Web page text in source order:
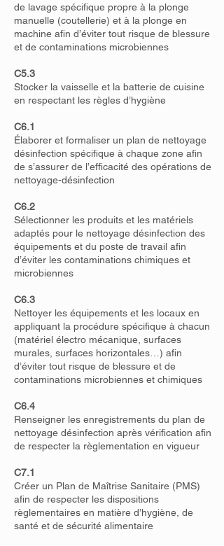
de lavage spécifique propre à la plonge
manuelle (coutellerie) et à la plonge en
machine afin d’éviter tout risque de blessure
et de contaminations microbiennes
C5.3
Stocker la vaisselle et la batterie de cuisine
en respectant les règles d’hygiène
C6.1
Élaborer et formaliser un plan de nettoyage
désinfection spécifique à chaque zone afin
de s’assurer de l’efficacité des opérations de
nettoyage-désinfection
C6.2
Sélectionner les produits et les matériels
adaptés pour le nettoyage désinfection des
équipements et du poste de travail afin
d’éviter les contaminations chimiques et
microbiennes
C6.3
Nettoyer les équipements et les locaux en
appliquant la procédure spécifique à chacun
(matériel électro mécanique, surfaces
murales, surfaces horizontales…) afin
d’éviter tout risque de blessure et de
contaminations microbiennes et chimiques
C6.4
Renseigner les enregistrements du plan de
nettoyage désinfection après vérification afin
de respecter la règlementation en vigueur
C7.1
Créer un Plan de Maîtrise Sanitaire (PMS)
afin de respecter les dispositions
règlementaires en matière d’hygiène, de
santé et de sécurité alimentaire